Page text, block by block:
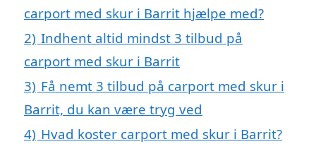
carport med skur i Barrit hjælpe med?
2) Indhent altid mindst 3 tilbud på
carport med skur i Barrit
3) Få nemt 3 tilbud på carport med skur i
Barrit, du kan være tryg ved
4) Hvad koster carport med skur i Barrit?